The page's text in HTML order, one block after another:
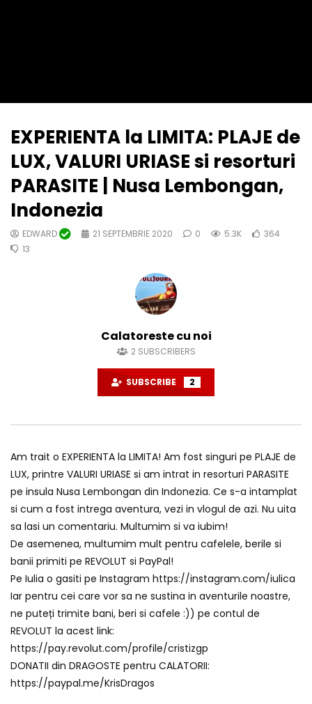
EXPERIENTA la LIMITA: PLAJE de
LUX, VALURI URIASE si resorturi
PARASITE | Nusa Lembongan,
Indonezia
EDWARD 21 SEPTEMBRIE 2020 0 5.3K
364
13
Calatoreste cu noi
2 SUBSCRIBERS
SUBSCRIBE 2
Am trait o EXPERIENTA la LIMITA! Am fost singuri pe PLAJE de
LUX, printre VALURI URIASE si am intrat in resorturi PARASITE
pe insula Nusa Lembongan din Indonezia. Ce s-a intamplat
si cum a fost intrega aventura, vezi in vlogul de azi. Nu uita
sa lasi un comentariu. Multumim si va iubim!
De asemenea, multumim mult pentru cafelele, berile si
banii primiti pe REVOLUT si PayPal!
Pe Iulia o gasiti pe Instagram https://instagram.com/iulica
Iar pentru cei care vor sa ne sustina in aventurile noastre,
ne puteți trimite bani, beri si cafele :)) pe contul de
REVOLUT la acest link:
https://pay.revolut.com/profile/cristizgp
DONATII din DRAGOSTE pentru CALATORII:
https://paypal.me/KrisDragos